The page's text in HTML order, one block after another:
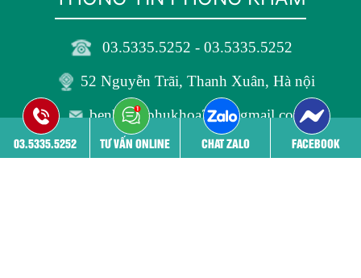
03.5335.5252 - 03.5335.5252
52 Nguyễn Trãi, Thanh Xuân, Hà nội
benhvienphukhoa24h@gmail.com
03.5335.5252 TƯ VẤN ONLINE CHAT ZALO FACEBOOK